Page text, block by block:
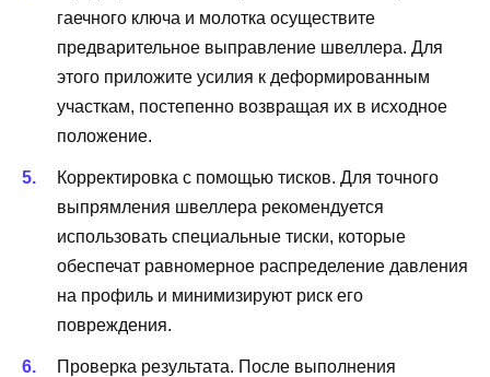
гаечного ключа и молотка осуществите
предварительное выправление швеллера. Для
этого приложите усилия к деформированным
участкам, постепенно возвращая их в исходное
положение.
Корректировка с помощью тисков. Для точного
выпрямления швеллера рекомендуется
использовать специальные тиски, которые
обеспечат равномерное распределение давления
на профиль и минимизируют риск его
повреждения.
Проверка результата. После выполнения